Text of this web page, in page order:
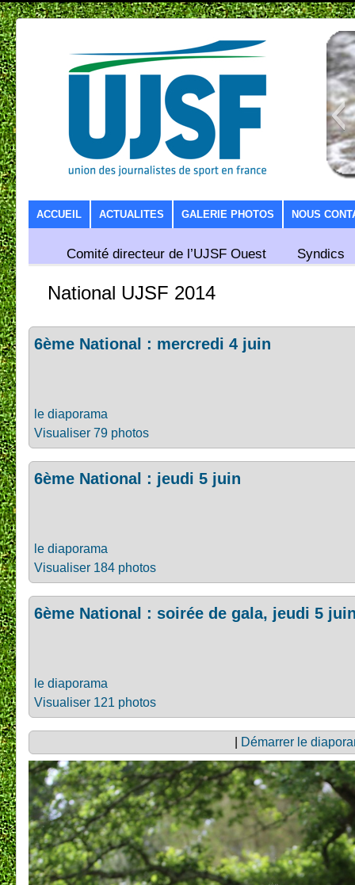
SKIP TO CONTENT
ACCUEIL ACTUALITES GALERIE PHOTOS NOUS
Comité directeur de l’UJSF Ouest Syndics
National UJSF 2014
6ème National : mercredi 4 juin
le diaporama
Visualiser 79 photos
6ème National : jeudi 5 juin
le diaporama
Visualiser 184 photos
6ème National : soirée de gala, jeudi 5
le diaporama
Visualiser 121 photos
Démarrer le